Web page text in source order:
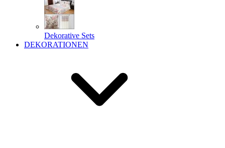
Dekorative Sets
DEKORATIONEN